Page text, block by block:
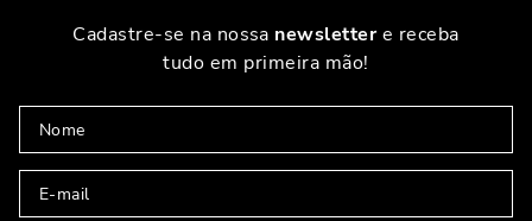
Cadastre-se na nossa newslettere receba
tudo em primeira mão!